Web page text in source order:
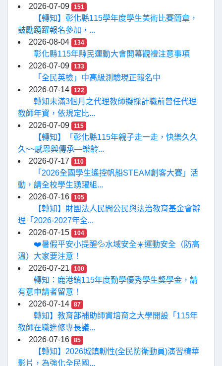
2026-07-09
151
【轉知】彰化縣115學年度學生美術比賽簡章，
鼓勵踴躍報名參加，...
2026-08-04
134
彰化縣115年縣民運動大會開幕觀禮注意事項
2026-07-09
133
「全民英檢」中高級測驗現正報名中
2026-07-14
122
轉知未滿3個月之代理教師擬採計職前曾任代理
教師年資，依規定比...
2026-07-09
115
【轉知】「彰化縣115年親子走一走，快樂久久
久~~感恩與傳承—樂齡...
2026-07-17
110
「2026全國學生遙控帆船STEAM創客大賽」活
動，請全校學生踴躍組...
2026-07-16
105
【轉知】財團法人民間公民與法治教育基金會辦
理「2026-2027年全...
2026-07-15
104
❤️暑假平安小提醒💦水域安全☀️運動安全（防高
溫）大家要注意！
2026-07-21
100
轉知：鹿港鎮115年度勤學優秀學生獎學金，請
有意申請者留意！
2026-07-14
87
轉知】教育部補助師資培育之大學開設「115年
教師在職進修專長議...
2026-07-16
85
【轉知】2026城鎮韌性(全民防衛動員)演習精華
影片，為強化全民國...